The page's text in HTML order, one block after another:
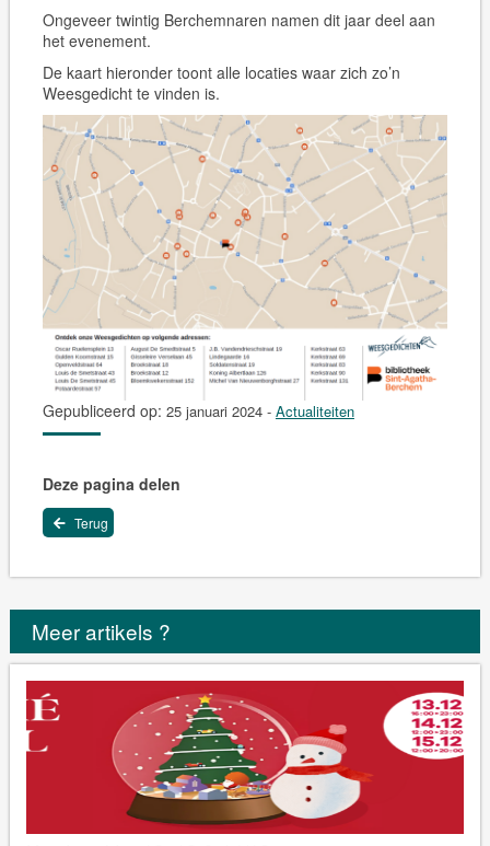
Ongeveer twintig Berchemnaren namen dit jaar deel aan
het evenement.
De kaart hieronder toont alle locaties waar zich zo’n
Weesgedicht te vinden is.
Gepubliceerd op: 25 januari 2024 - Actualiteiten
Deze pagina delen
Terug
Meer artikels ?